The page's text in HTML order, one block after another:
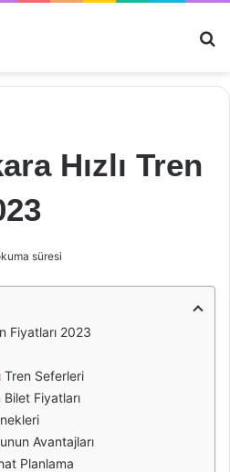
Hızlı Tren
süresi
Fiyatları 2023
Tren Seferleri
Bilet Fiyatları
Avantajları
Planlama